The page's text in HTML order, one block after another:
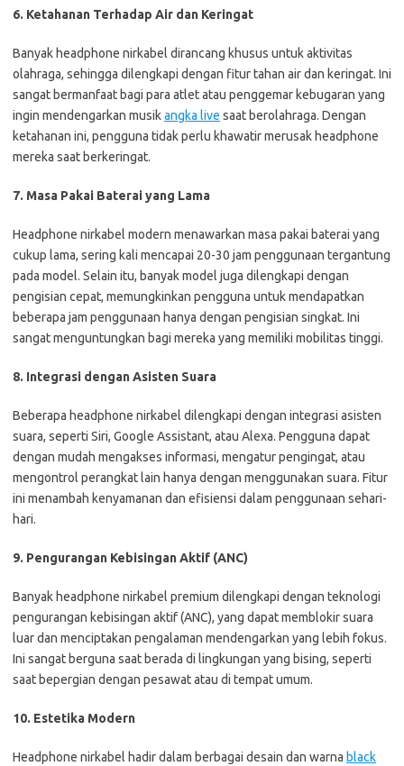
6. Ketahanan Terhadap Air dan Keringat
Banyak headphone nirkabel dirancang khusus untuk aktivitas
olahraga, sehingga dilengkapi dengan fitur tahan air dan keringat. Ini
sangat bermanfaat bagi para atlet atau penggemar kebugaran yang
ingin mendengarkan musikangka live saat berolahraga. Dengan
ketahanan ini, pengguna tidak perlu khawatir merusak headphone
mereka saat berkeringat.
7. Masa Pakai Baterai yang Lama
Headphone nirkabel modern menawarkan masa pakai baterai yang
cukup lama, sering kali mencapai 20-30 jam penggunaan tergantung
pada model. Selain itu, banyak model juga dilengkapi dengan
pengisian cepat, memungkinkan pengguna untuk mendapatkan
beberapa jam penggunaan hanya dengan pengisian singkat. Ini
sangat menguntungkan bagi mereka yang memiliki mobilitas tinggi.
8. Integrasi dengan Asisten Suara
Beberapa headphone nirkabel dilengkapi dengan integrasi asisten
suara, seperti Siri, Google Assistant, atau Alexa. Pengguna dapat
dengan mudah mengakses informasi, mengatur pengingat, atau
mengontrol perangkat lain hanya dengan menggunakan suara. Fitur
ini menambah kenyamanan dan efisiensi dalam penggunaan sehari-
hari.
9. Pengurangan Kebisingan Aktif (ANC)
Banyak headphone nirkabel premium dilengkapi dengan teknologi
pengurangan kebisingan aktif (ANC), yang dapat memblokir suara
luar dan menciptakan pengalaman mendengarkan yang lebih fokus.
Ini sangat berguna saat berada di lingkungan yang bising, seperti
saat bepergian dengan pesawat atau di tempat umum.
10. Estetika Modern
Headphone nirkabel hadir dalam berbagai desain dan warna black